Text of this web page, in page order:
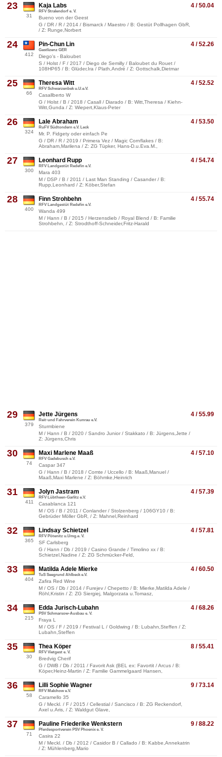
23
31
4 / 50.04
Kaja Labs
RFV Stralendorf e. V.
Bueno von der Geest
G / DR / R / 2014 / Bismarck / Maestro / B: Gestüt Pollhagen GbR,
/ Z: Runge,Norbert
24
412
4 / 52.26
Pin-Chun Lin
Gastlizenz GER
Diego's - Baloubet
S / Holst / F / 2017 / Diego de Semilly / Baloubet du Rouet /
108HP65 / B: Glüder,Ira / Plath,André / Z: Gottschalk,Dietmar
25
66
4 / 52.52
Theresa Witt
RFV Schwarzenbek u.U.e.V.
Casallberto W
G / Holst / B / 2018 / Casall / Diarado / B: Witt,Theresa / Kiehn-
Witt,Gunda / Z: Wiepert,Klaus-Peter
26
324
4 / 53.50
Lale Abraham
RuFV Südtondern e.V. Leck
Mr. P. Fidgety oder einfach Pe
G / DR / R / 2019 / Primera Vez / Magic Cornflakes / B:
Abraham,Marilena / Z: ZG Tüpker, Hans-D.u.Eva.M.,
27
300
4 / 54.74
Leonhard Rupp
RFV Landgestüt Redefin e.V.
Mara 403
M / DSP / B / 2011 / Last Man Standing / Casander / B:
Rupp,Leonhard / Z: Köber,Stefan
28
400
4 / 55.74
Finn Strohbehn
RFV Landgestüt Redefin e.V.
Wanda 499
M / Hann / B / 2015 / Herzensdieb / Royal Blend / B: Familie
Strohbehn, / Z: Strodthoff-Schneider,Fritz-Harald
29
379
4 / 55.99
Jette Jürgens
Reit-und Fahrverein Kunrau e.V.
Sturmbiene
M / Hann / B / 2020 / Sandro Junior / Stakkato / B: Jürgens,Jette /
Z: Jürgens,Chris
30
74
4 / 57.10
Maxi Marlene Maaß
RFV Gadebusch e.V.
Caspar 347
G / Hann / B / 2018 / Comte / Uccello / B: Maaß,Manuel /
Maaß,Maxi Marlene / Z: Böhmke,Heinrich
31
411
4 / 57.39
Jolyn Jastram
RFV Lübtheen-Garlitz e.V.
Casablanca 121
M / OS / B / 2011 / Conlander / Stolzenberg / 106GY10 / B:
Gebrüder Möller GbR, / Z: Mahnel,Reinhard
32
365
4 / 57.81
Lindsay Schietzel
RFV Pötenitz u.Umg.e. V.
SF Carlsberg
G / Hann / Db / 2019 / Casino Grande / Timolino xx / B:
Schietzel,Nadine / Z: ZG Schmücker-Feld,
33
404
4 / 60.50
Matilda Adele Mierke
TuS Seegrund Ahlbeck e.V.
Zafira Red Wine
M / OS / Db / 2014 / Furejev / Chepetto / B: Mierke,Matilda Adele /
Röhl,Kristin / Z: ZG Siergiej, Malgorzata u.Tomasz,
34
215
4 / 68.26
Edda Jurisch-Lubahn
PSV Schmarsow-Ausbau e. V.
Fraya L
M / OS / F / 2019 / Festival L / Goldwing / B: Lubahn,Steffen / Z:
Lubahn,Steffen
35
30
8 / 55.41
Thea Köper
RFV Vietgest e. V.
Bredvig Cherif
G / DWB / Db / 2011 / Favorit Ask (BEL ex: Favortit / Arcus / B:
Köper,Heinz-Martin / Z: Familie Gammelgaard Hansen,
36
58
9 / 73.14
Lilli Sophie Wagner
RFV Malchow e.V.
Caramello 35
G / Meckl. / F / 2015 / Cellestial / Sancisco / B: ZG Reckendorf,
Axel u.Aris, / Z: Waldgut Glave,
37
71
9 / 88.22
Pauline Friederike Wenkstern
Pferdesportverein PSV Phoenix e. V.
Casira 22
M / Meckl. / Db / 2012 / Casidor B / Callado / B: Kabbe,Annekatrin
/ Z: Mühlenberg,Mario